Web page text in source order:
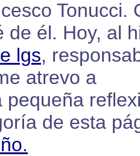
Tonucci.
de él. Hoy, al
lgs,
atrevo a
pequeña
de esta